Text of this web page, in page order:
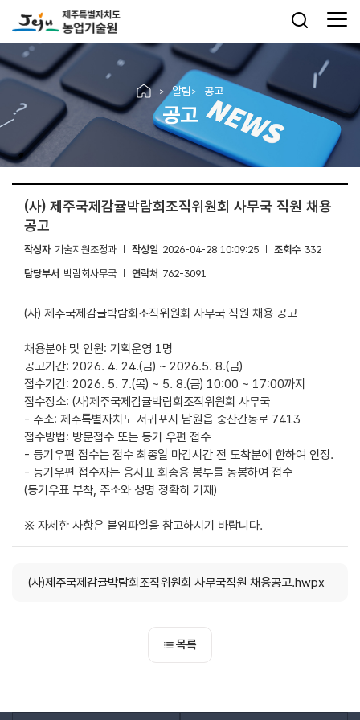
알림 공고
공고
(사) 제주국제감귤박람회조직위원회 사무국 직원 채용
공고
작성자 기술지원조정과 작성일 2026-04-28 10:09:25 조회수 332
담당부서 박람회사무국 연락처 762-3091
(사) 제주국제감귤박람회조직위원회 사무국 직원 채용 공고
채용분야 및 인원: 기획운영 1명
공고기간: 2026. 4. 24.(금) ~ 2026.5. 8.(금)
접수기간: 2026. 5. 7.(목) ~ 5. 8.(금) 10:00 ~ 17:00까지
접수장소: (사)제주국제감귤박람회조직위원회 사무국
- 주소: 제주특별자치도 서귀포시 남원읍 중산간동로 7413
접수방법: 방문접수 또는 등기 우편 접수
- 등기우편 접수는 접수 최종일 마감시간 전 도착분에 한하여 인정.
- 등기우편 접수자는 응시표 회송용 봉투를 동봉하여 접수
(등기우표 부착, 주소와 성명 정확히 기재)
※ 자세한 사항은 붙임파일을 참고하시기 바랍니다.
(사)제주국제감귤박람회조직위원회 사무국직원 채용공고.hwpx
목록